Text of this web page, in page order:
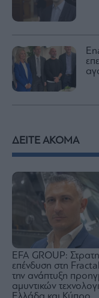
ΔΕΙΤΕ ΑΚΟΜΑ
EFA GROUP:
επένδυση στη
την ανάπτυξη
αμυντικών